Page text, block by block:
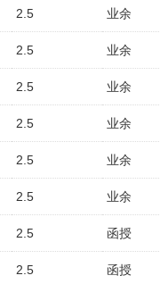
2.5 业余
2.5 业余
2.5 业余
2.5 业余
2.5 业余
2.5 业余
2.5 函授
2.5 函授